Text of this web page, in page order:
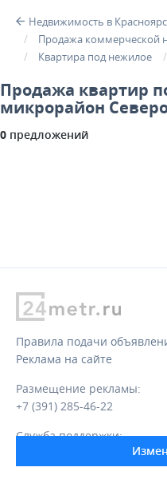
Недвижимость в
Продажа коммерческой
Квартира под нежилое
Продажа квартир
микрорайон
0 предложений
Правила подачи
Реклама на сайте
Размещение рекламы:
+7 (391) 285-46-22
Служба поддержки: